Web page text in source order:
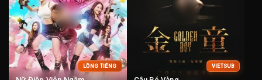
LỒNG TIẾNG VIETSUB